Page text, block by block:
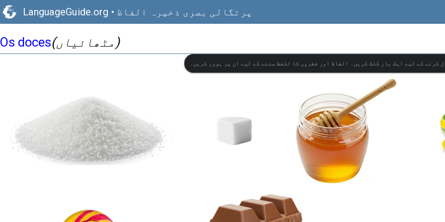
LanguageGuide.org • پرتگالی بصری ذخیرہ الفاظ
Os doces (مٹھائیاں)
کرنے کے لیے ایک بار کلک کریں۔ الفاظ اور فقروں کا تلفظ سننے کے لیے ان پر ہوور کریں۔